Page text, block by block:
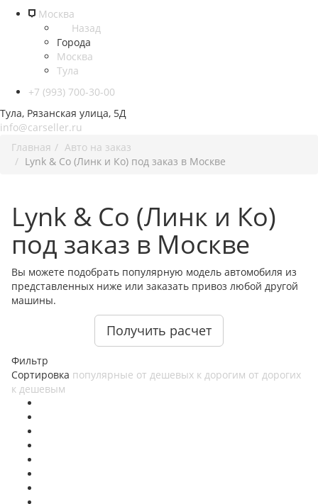
Москва
Назад
Города
Москва
Тула
+7 (993) 700-30-00
Тула, Рязанская улица, 5Д
info@carseller.ru
Главная
Авто на заказ
Lynk & Co (Линк и Ко) под заказ в Москве
Lynk & Co (Линк и Ко)
под заказ в Москве
Вы можете подобрать популярную модель автомобиля из
представленных ниже или заказать привоз любой другой
машины.
Получить расчет
Фильтр
Сортировка популярные от дешевых к дорогим от дорогих
к дешевым